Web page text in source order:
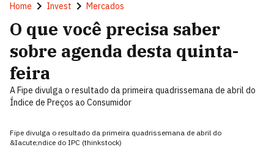
Home Invest Mercados
O que você precisa saber
sobre agenda desta quinta-
feira
A Fipe divulga o resultado da primeira quadrissemana de abril do
Índice de Preços ao Consumidor
Fipe divulga o resultado da primeira quadrissemana de abril do
&Iacute;ndice do IPC (thinkstock)